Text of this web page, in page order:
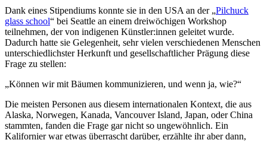
Dank eines Stipendiums konnte sie in den USA an der „Pilchuck
glass school“ bei Seattle an einem dreiwöchigen Workshop
teilnehmen, der von indigenen Künstler:innen geleitet wurde.
Dadurch hatte sie Gelegenheit, sehr vielen verschiedenen Menschen
unterschiedlichster Herkunft und gesellschaftlicher Prägung diese
Frage zu stellen:
„Können wir mit Bäumen kommunizieren, und wenn ja, wie?“
Die meisten Personen aus diesem internationalen Kontext, die aus
Alaska, Norwegen, Kanada, Vancouver Island, Japan, oder China
stammten, fanden die Frage gar nicht so ungewöhnlich. Ein
Kalifornier war etwas überrascht darüber, erzählte ihr aber dann,